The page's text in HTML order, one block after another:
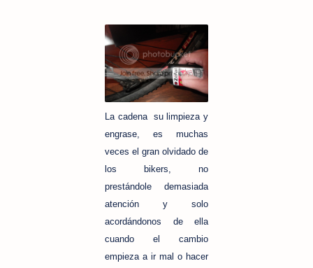
La cadena su limpieza y
engrase, es muchas
veces el gran olvidado de
los bikers, no
prestándole demasiada
atención y solo
acordándonos de ella
cuando el cambio
empieza a ir mal o hacer